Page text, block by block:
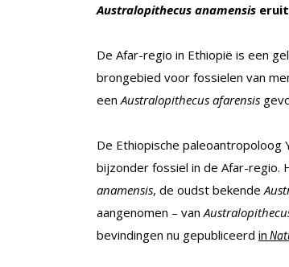
Australopithecus anamensis
De Afar-regio in Ethiopië is een
brongebied voor fossielen van
een Australopithecus afarensis
De Ethiopische paleoantropoloog
bijzonder fossiel in de Afar-regio.
anamensis, de oudst bekende
aangenomen – van
bevindingen nu gepubliceerd in